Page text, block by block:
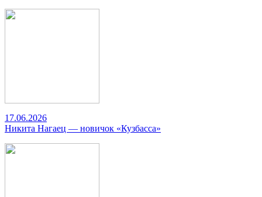
17.06.2026
Никита Нагаец — новичок «Кузбасса»